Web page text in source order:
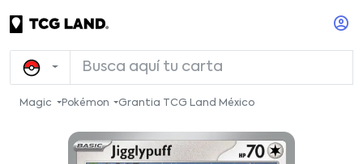
Magic Pokémon Grantia TCG Land México